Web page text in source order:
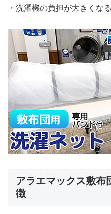
・洗濯機の負担が大きくなる
アラエマックス敷布
徴